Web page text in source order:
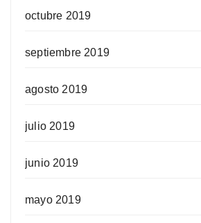
octubre 2019
septiembre 2019
agosto 2019
julio 2019
junio 2019
mayo 2019